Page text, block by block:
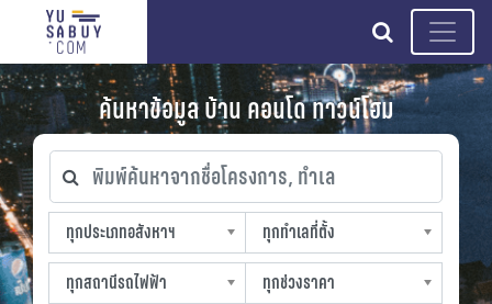
search
ค้นหาข้อมูล บ้าน คอนโด ทาวน์โฮม
พิมพ์ค้นหาจากชื่อโครงการ, ทำเล
ทุกประเภทอสังหาฯ
ทุกประเภทอสังหาฯ
sproperty
ทุกทำเลที่ตั้ง
ทุกทำเลที่ตั้ง
slocation
ทุกสถานีรถไฟฟ้า
ทุกสถานีรถไฟฟ้า
ทุกช่วงราคา
ทุกช่วงราคา